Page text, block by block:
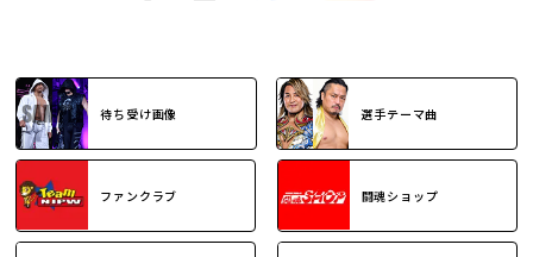
待ち受け画像 選手テーマ曲
ファンクラブ 闘魂ショップ